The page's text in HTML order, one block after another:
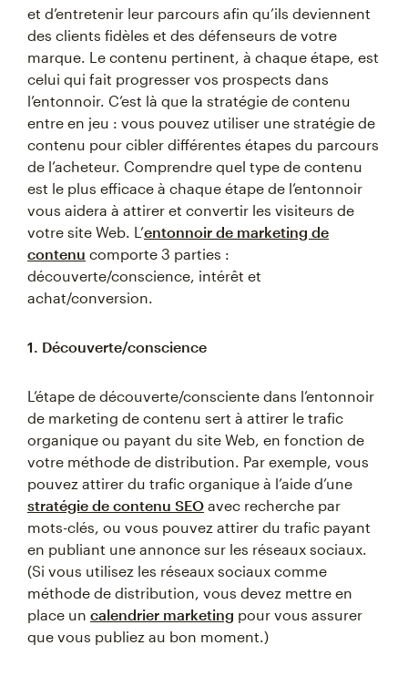
et d’entretenir leur parcours afin qu’ils deviennent
des clients fidèles et des défenseurs de votre
marque. Le contenu pertinent, à chaque étape, est
celui qui fait progresser vos prospects dans
l’entonnoir. C’est là que la stratégie de contenu
entre en jeu : vous pouvez utiliser une stratégie de
contenu pour cibler différentes étapes du parcours
de l’acheteur. Comprendre quel type de contenu
est le plus efficace à chaque étape de l’entonnoir
vous aidera à attirer et convertir les visiteurs de
votre site Web. L’entonnoir de marketing de
contenu comporte 3 parties :
découverte/conscience, intérêt et
achat/conversion.
1. Découverte/conscience
L’étape de découverte/consciente dans l’entonnoir
de marketing de contenu sert à attirer le trafic
organique ou payant du site Web, en fonction de
votre méthode de distribution. Par exemple, vous
pouvez attirer du trafic organique à l’aide d’une
stratégie de contenu SEO avec recherche par
mots-clés, ou vous pouvez attirer du trafic payant
en publiant une annonce sur les réseaux sociaux.
(Si vous utilisez les réseaux sociaux comme
méthode de distribution, vous devez mettre en
place un calendrier marketing pour vous assurer
que vous publiez au bon moment.)